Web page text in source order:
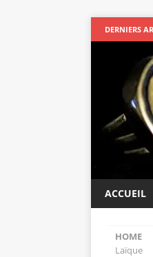
DERNIERS
ACCUEIL
HOME
Laïque